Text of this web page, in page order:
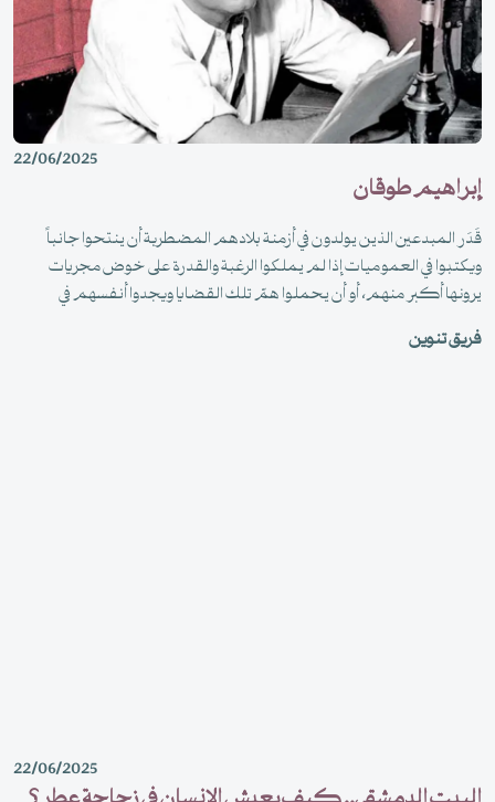
22/06/2025
إبراهيم طوقان
قَدَر المبدعين الذين يولدون في أزمنة بلادهم المضطربة أن ينتحوا جانباً
ويكتبوا في العموميات إذا لم يملكوا الرغبة والقدرة على خوض مجريات
يرونها أكبر منهم، أو أن يحملوا همّ تلك القضايا ويجدوا أنفسهم في
خضم الأحداث مستغلين إبداعهم للتأريخ والتوثيق وإشعال الهمم وفضح
المتورطين.
فريق تنوين
22/06/2025